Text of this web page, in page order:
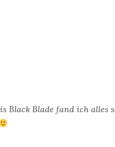
Black Blade fand ich alles